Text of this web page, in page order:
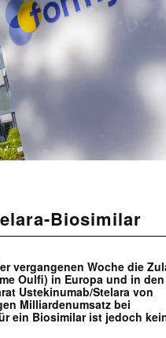
Biosimilar
vergangenen Woche die
Oulfi) in Europa und in den
Ustekinumab/Stelara von
Milliardenumsatz bei
ein Biosimilar ist jedoch